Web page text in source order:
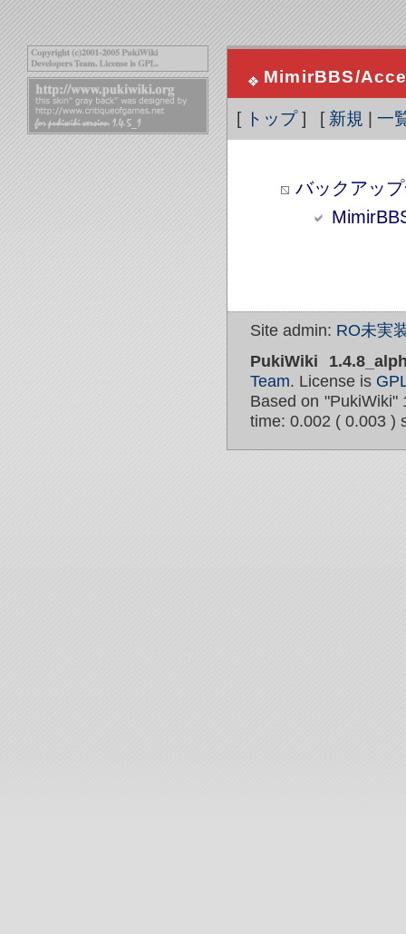
MimirBBS/
[ トップ] [ 新規 一
バックアッ
Site admin: RO未実
PukiWiki
Team. License is
Based on "PukiWiki"
time: 0.002 ( 0.003 )